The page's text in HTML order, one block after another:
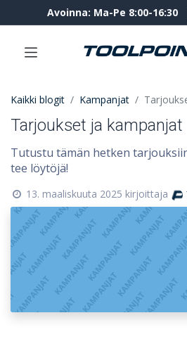
Avoinna: Ma-Pe 8:00-16:30
Kaikki blogit Kampanjat
Tarjoukset ja kampanjat
Tutustu tämän hetken
tee löytöjä!
13. maaliskuuta 2025 kirjoittaja